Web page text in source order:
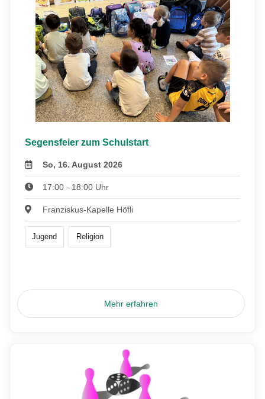
Segensfeier zum Schulstart
So, 16. August 2026
17:00 - 18:00 Uhr
Franziskus-Kapelle Höfli
Jugend Religion
Mehr erfahren